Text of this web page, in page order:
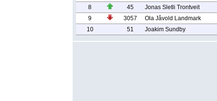
8
45
Jonas Sletli Trontveit
9
3057
Ola Jåvold Landmark
10
51 Joakim Sundby